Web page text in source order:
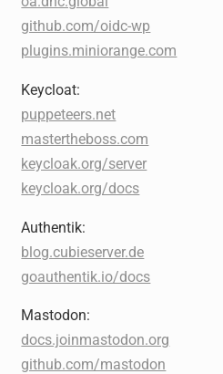
github.com/oidc-wp
plugins.miniorange.com
Keycloat:
puppeteers.net
mastertheboss.com
keycloak.org/server
keycloak.org/docs
Authentik:
blog.cubieserver.de
goauthentik.io/docs
Mastodon:
docs.joinmastodon.org
github.com/mastodon